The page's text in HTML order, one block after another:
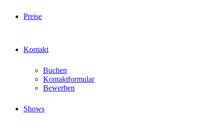
Preise
Kontakt
Buchen
Kontaktformular
Bewerben
Shows